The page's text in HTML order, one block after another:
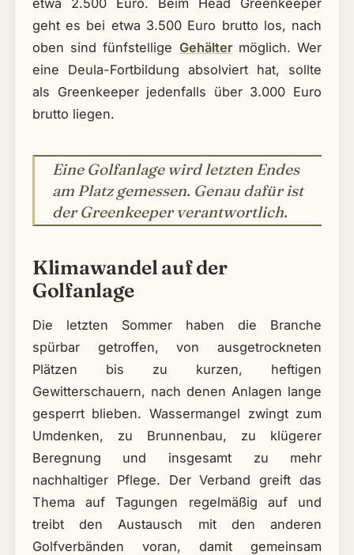
geht es bei etwa 3.500 Euro brutto los, nach
oben sind fünfstellige Gehältermöglich. Wer
eine Deula-Fortbildung absolviert hat, sollte
als Greenkeeper jedenfalls über 3.000 Euro
brutto liegen.
Eine Golfanlage wird letzten Endes
am Platz gemessen. Genau dafür ist
der Greenkeeper verantwortlich.
Klimawandel auf der
Golfanlage
Die letzten Sommer haben die Branche
spürbar getroffen, von ausgetrockneten
Plätzen bis zu kurzen, heftigen
Gewitterschauern, nach denen Anlagen lange
gesperrt blieben. Wassermangel zwingt zum
Umdenken, zu Brunnenbau, zu klügerer
Beregnung und insgesamt zu mehr
nachhaltiger Pflege. Der Verband greift das
Thema auf Tagungen regelmäßig auf und
treibt den Austausch mit den anderen
Golfverbänden voran, damit gemeinsam